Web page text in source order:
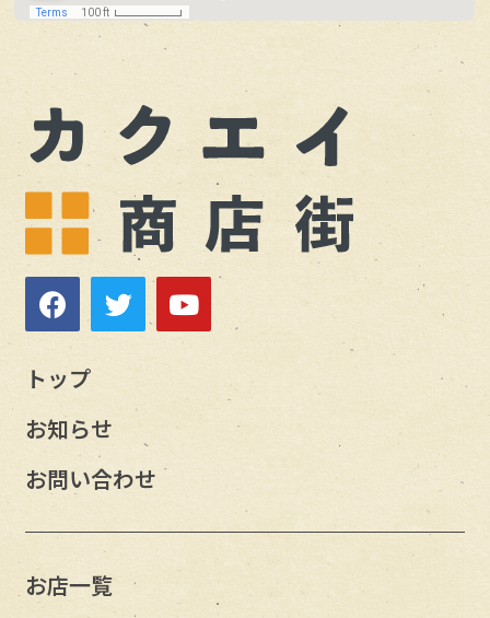
トップ
お知らせ
お問い合わせ
お店一覧